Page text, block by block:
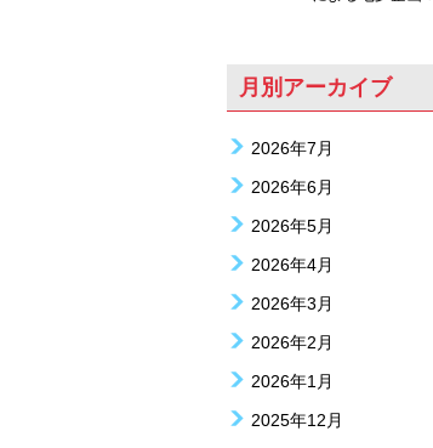
月別アーカイブ
2026年7月
2026年6月
2026年5月
2026年4月
2026年3月
2026年2月
2026年1月
2025年12月